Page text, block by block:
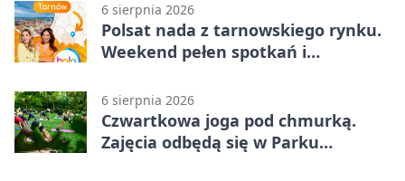
6 sierpnia 2026
Polsat nada z tarnowskiego rynku.
Weekend pełen spotkań i
6 sierpnia 2026
Czwartkowa joga pod chmurką.
Zajęcia odbędą się w Parku